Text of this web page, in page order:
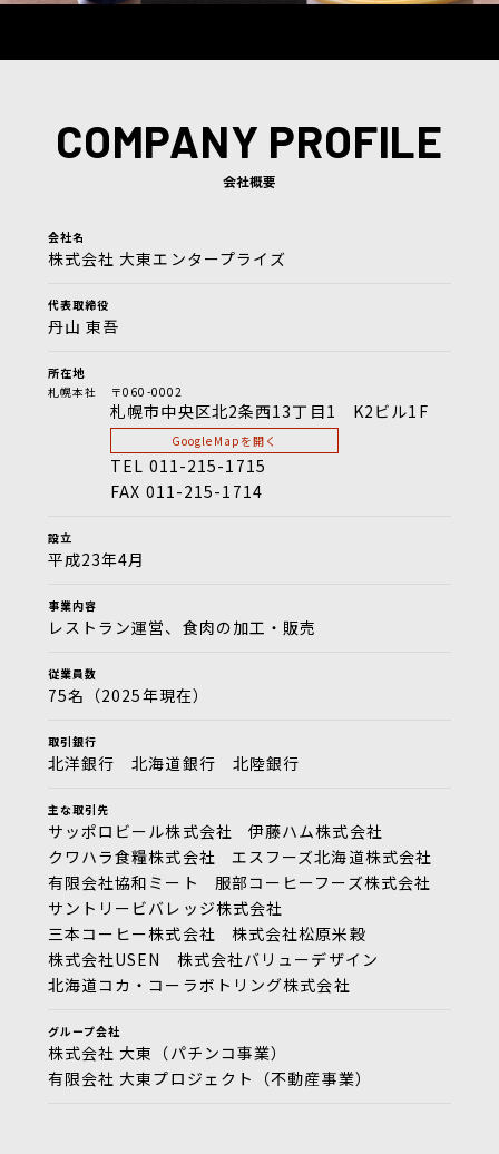
COMPANY PROFILE
会社概要
会社名
株式会社大東エンタープライズ
代表取締役
丹山 東吾
所在地
札幌本社
〒060-0002
札幌市中央区北2条西13丁目1 K2ビル1F
GoogleMapを開く
TEL 011-215-1715
FAX 011-215-1714
設立
平成23年4月
事業内容
レストラン運営、食肉の加工・販売
従業員数
75名（2025年現在）
取引銀行
北洋銀行 北海道銀行 北陸銀行
主な取引先
サッポロビール株式会社
伊藤ハム株式会社
クワハラ食糧株式会社
エスフーズ北海道株式会社
有限会社協和ミート
服部コーヒーフーズ株式会社
サントリービバレッジ株式会社
三本コーヒー株式会社
株式会社松原米穀
株式会社USEN
株式会社バリューデザイン
北海道コカ・コーラボトリング株式会社
グループ会社
株式会社 大東（パチンコ事業）
有限会社 大東プロジェクト（不動産事業）